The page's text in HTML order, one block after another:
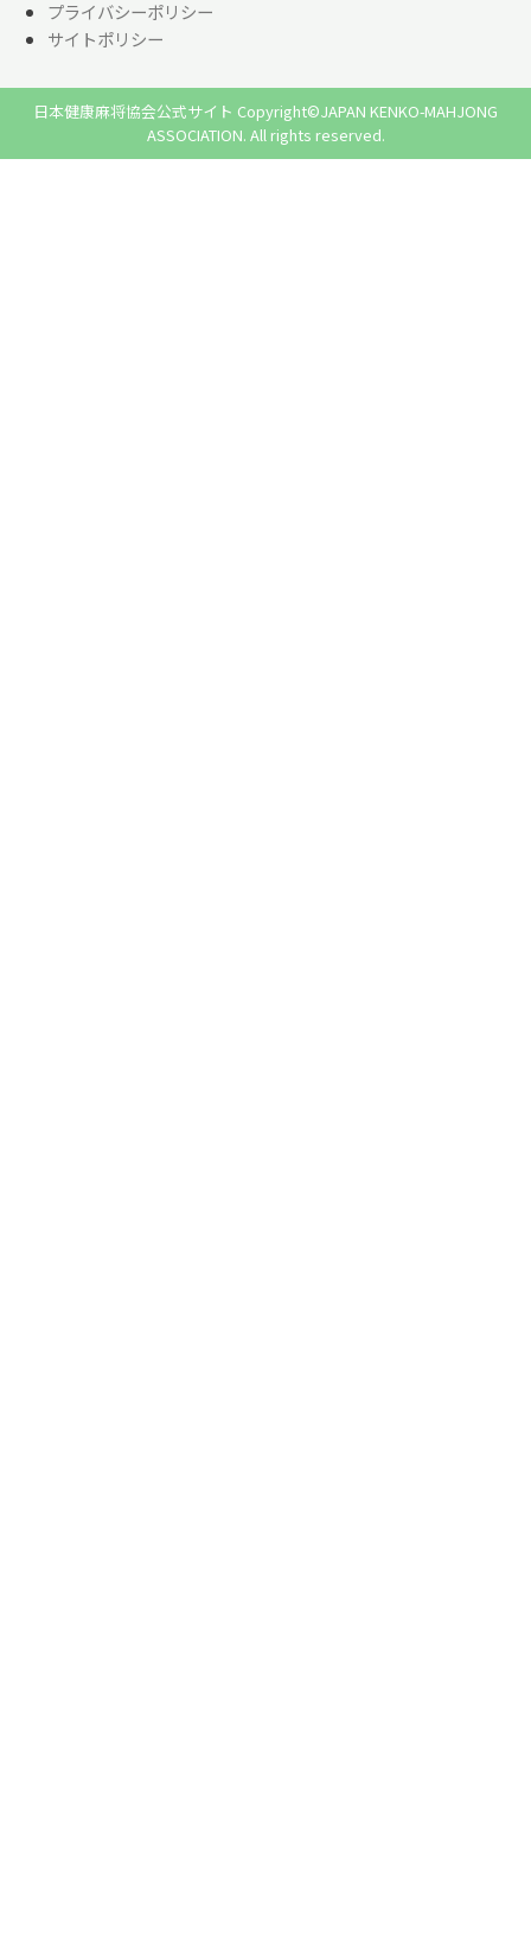
プライバシーポリシー
サイトポリシー
日本健康麻将協会公式サイト Copyright©JAPAN KENKO-MAHJONG
ASSOCIATION. All rights reserved.